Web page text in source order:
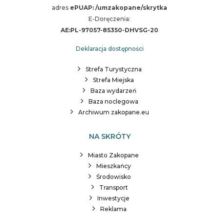
adres ePUAP: /umzakopane/skrytka
E-Doręczenia:
AE:PL-97057-85350-DHVSG-20
Deklaracja dostępności
Strefa Turystyczna
Strefa Miejska
Baza wydarzeń
Baza noclegowa
Archiwum zakopane.eu
NA SKRÓTY
Miasto Zakopane
Mieszkańcy
Środowisko
Transport
Inwestycje
Reklama